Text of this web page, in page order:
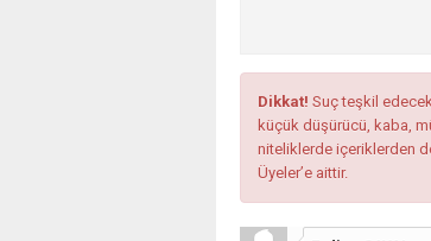
Dikkat! Suç teşkil
küçük düşürücü, kaba,
niteliklerde içeriklerden
Üyeler’e aittir.